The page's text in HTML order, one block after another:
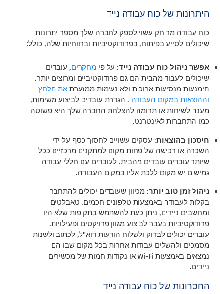
היתרונות של כוח עבודה נייד
כוח עבודה מרוחק עשוי לספק לחברה שלך מספר יתרונות
שיכולים לסייע בפיתוח, בפרודוקטיביות וברווחיות שלה, כולל:
אפשר ניהול כוח עבודה נייד: על פימחקרים, עובדים
שיכולים לעבוד מהבית הם גם פרודוקטיביים ומרוצים יותר.
הימנעות מנסיעות ארוכות ולא נעימות ממזערתאת הלחץ
וההוצאות במקום העבודה . הגדרת עובדים לביצוע משימות,
מענה לשיחות או תרומה להצלחת החברה שלך היא פשוטה
כמו התחברות לאינטרנט.
חיסכון בהוצאות: עסקים עשויים לחסוך כסף על ידי
השכרה או רכישה של פחות מקום למתקנים מרכזיים ככל
שיותר עובדים עובדים מהבית. לעובדים עם חללי עבודה
גמישים יש מקום ללכת אליו במקום העבודה.
ניהול זמן טוב יותר: מכיוון שעובדים יכולים להתחבר
בקלות לעבודה באמצעות טלפונים חכמים, טאבלטים
ומחשבים ניידים, ניתן כעת להשתמש בתקופות שלא היו
פרודוקטיביות בעבר לביצוע מגוון פרויקטים ופעילויות.
עובדים יכולים לבדוק ולשלוח הודעות דוא"ל, לכתוב ולשנות
מסמכים ולהשלים עבודות אחרות בכל מקום שבו הם
נמצאים באמצעות Wi-Fi או נקודות חמות של מכשירים
ניידים.
החסרונות של כוח עבודה נייד